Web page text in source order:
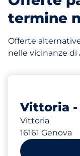
termine
Offerte
nelle vicinanze di
Vittoria -
Vittoria
16161 Genova